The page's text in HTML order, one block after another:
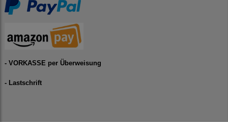
- VORKASSE per Überweisung
- Lastschrift